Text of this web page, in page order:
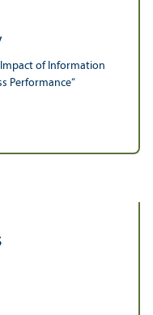
Impact of Information
Performance“